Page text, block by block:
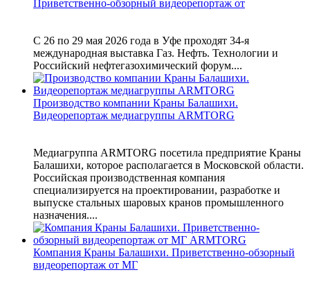
Приветственно-обзорный видеорепортаж от
С 26 по 29 мая 2026 года в Уфе проходят 34-я
международная выставка Газ. Нефть. Технологии и
Российский нефтегазохимический форум....
Производство компании Краны Балашихи.
Видеорепортаж медиагруппы ARMTORG
Медиагруппа ARMTORG посетила предприятие Краны
Балашихи, которое располагается в Московской области.
Российская производственная компания
специализируется на проектировании, разработке и
выпуске стальных шаровых кранов промышленного
назначения....
Компания Краны Балашихи. Приветственно-обзорный
видеорепортаж от МГ